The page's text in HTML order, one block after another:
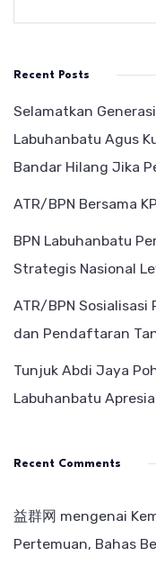
Recent Posts
Selamatkan
Labuhanbatu Agus
Bandar Hilang Jika
ATR/BPN Bersama
BPN Labuhanbatu
Strategis Nasional
ATR/BPN
dan Pendaftaran
Tunjuk Abdi Jaya
Labuhanbatu
Recent Comments
益群网 mengenai
Pertemuan, Bahas